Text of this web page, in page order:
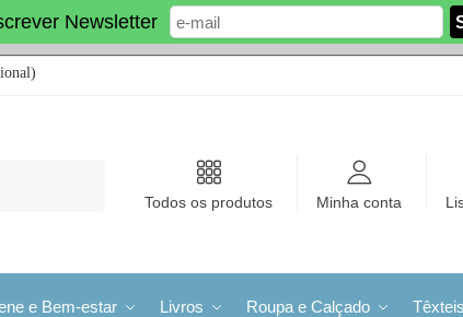
Newsletter
Todos os produtos Minha conta
e Bem-estar Livros Roupa e Calçado